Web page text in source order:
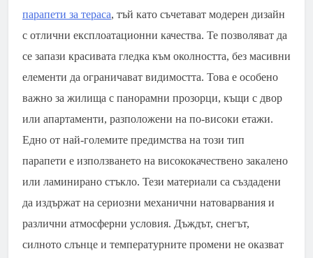
парапети за тераса, тъй като съчетават модерен дизайн
с отлични експлоатационни качества. Те позволяват да
се запази красивата гледка към околността, без масивни
елементи да ограничават видимостта. Това е особено
важно за жилища с панорамни прозорци, къщи с двор
или апартаменти, разположени на по-високи етажи.
Едно от най-големите предимства на този тип
парапети е използването на висококачествено закалено
или ламинирано стъкло. Тези материали са създадени
да издържат на сериозни механични натоварвания и
различни атмосферни условия. Дъждът, снегът,
силното слънце и температурните промени не оказват